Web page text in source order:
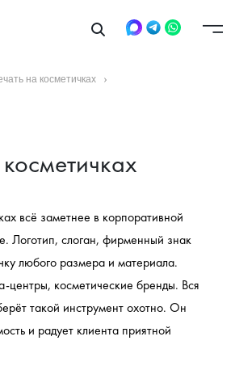
на косметичках
всё заметнее в корпоративной
Логотип, слоган, фирменный знак
любого размера и материала.
центры, косметические бренды. Вся
такой инструмент охотно. Он
и радует клиента приятной